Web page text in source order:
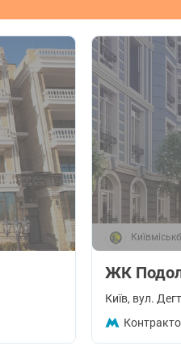
ЖК
Київ, вул.